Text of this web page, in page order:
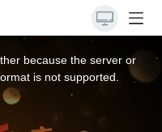
because the server or
is not supported.